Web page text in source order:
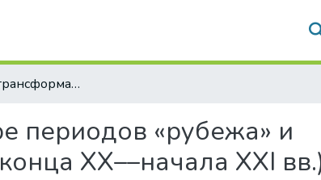
Жанровые трансформации в литературе периодов «рубежа» и «переходности» (немецкая литература конца ХХ––начала ХХI вв.)
периодов «рубежа» и
ХХ––начала ХХI